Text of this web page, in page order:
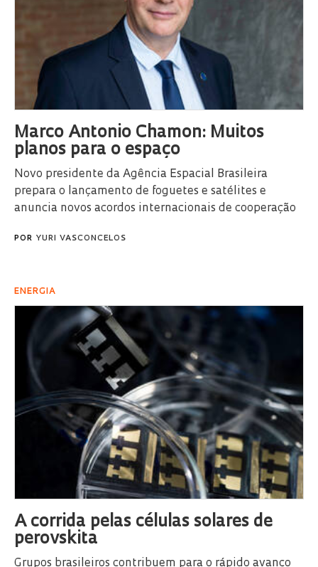
Marco Antonio Chamon: Muitos
planos para o espaço
Novo presidente da Agência Espacial Brasileira
prepara o lançamento de foguetes e satélites e
anuncia novos acordos internacionais de cooperação
POR YURI VASCONCELOS
ENERGIA
A corrida pelas células solares de
perovskita
Grupos brasileiros contribuem para o rápido avanço